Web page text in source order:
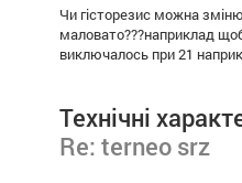
Чи гісторезис можна
маловато???наприклад
виключалось при 21
Технічні
Re: terneo srz